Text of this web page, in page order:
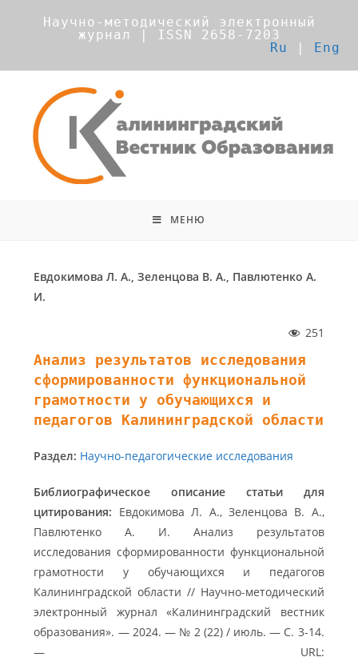
Научно-методический электронный
журнал | ISSN 2658-7203
Ru | Eng
МЕНЮ
Евдокимова Л. А., Зеленцова В. А., Павлютенко А.
И.
251
Анализ результатов исследования
сформированности функциональной
грамотности у обучающихся и
педагогов Калининградской области
Раздел: Научно-педагогические исследования
Библиографическое описание статьи для
цитирования: Евдокимова Л. А., Зеленцова В. А.,
Павлютенко А. И. Анализ результатов
исследования сформированности функциональной
грамотности у обучающихся и педагогов
Калининградской области // Научно-методический
электронный журнал «Калининградский вестник
образования». — 2024. — № 2 (22) / июль. — С. 3-14.
— URL: